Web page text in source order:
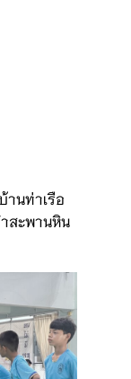
นท่าเรือ
สะพานหิน